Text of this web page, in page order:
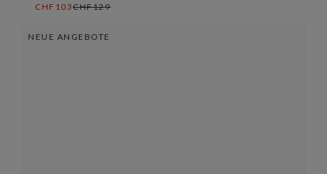
CHF103CHF129
NEUE ANGEBOTE